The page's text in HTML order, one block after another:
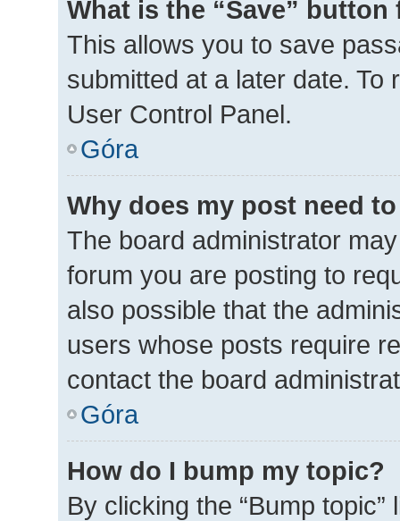
What is the “Save”
This allows you to save
submitted at a later date.
User Control Panel.
Góra
Why does my post need
The board administrator
forum you are posting to
also possible that the
users whose posts require
contact the board
Góra
How do I bump my topic?
By clicking the “Bump